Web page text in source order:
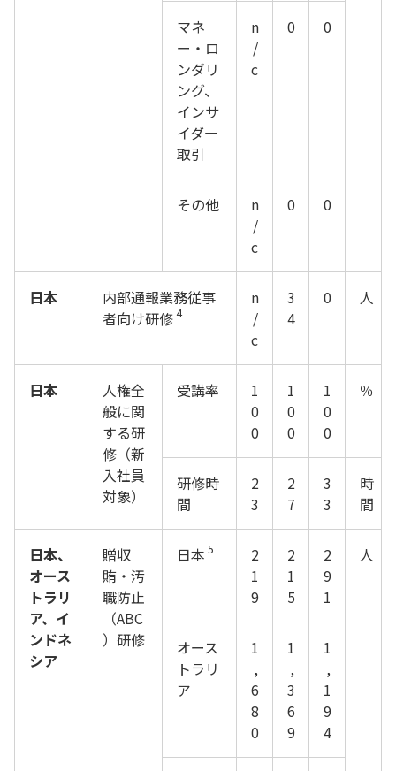
マネ
ー・ロ
ンダリ
ング、
インサ
イダー
取引
n
/
c
0 0
その他
n
/
c
0 0
日本
内部通報業務従事
者向け研修4
n
/
c
3
4
0 人
日本
人権全
般に関
する研
修（新
入社員
対象）
受講率
1
0
0
1
0
0
1
0
0
％
研修時
間
2
3
2
7
3
3
時
間
日本、
オース
トラリ
ア、イ
ンドネ
シア
贈収
賄・汚
職防止
（ABC
）研修
日本 5
2
1
9
2
1
5
2
9
1
人
オース
トラリ
ア
1
,
6
8
0
1
,
3
6
9
1
,
1
9
4